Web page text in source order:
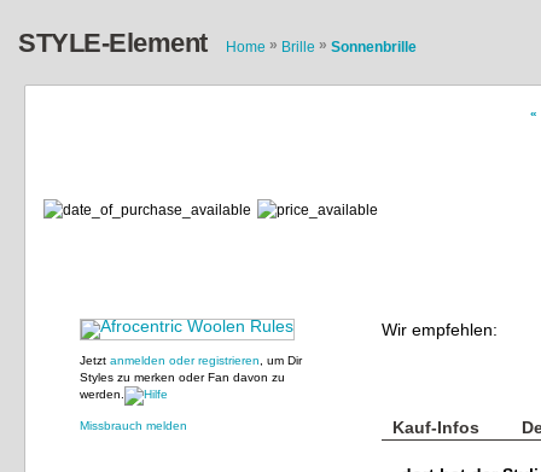
STYLE-Element Home » Brille » Sonnenbrille
«
Jetzt anmelden oder registrieren , um Dir
Styles zu merken oder Fan davon zu
werden.
Missbrauch melden
Wir empfehlen:
Kauf-Infos